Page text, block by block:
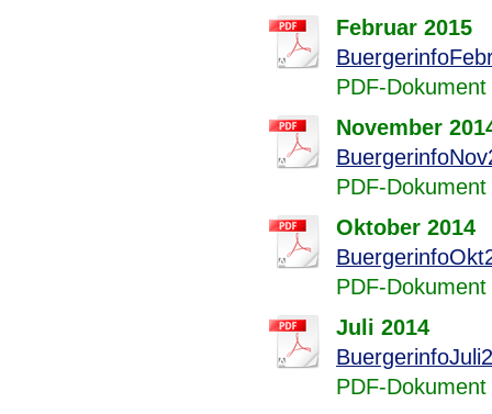
Februar 2015
PDF-
November
PDF-
Oktober 2014
PDF-
Juli 2014
PDF-